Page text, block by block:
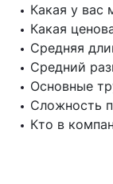
Какая у вас
Какая
Средняя
Средний
Основные
Сложность
Кто в